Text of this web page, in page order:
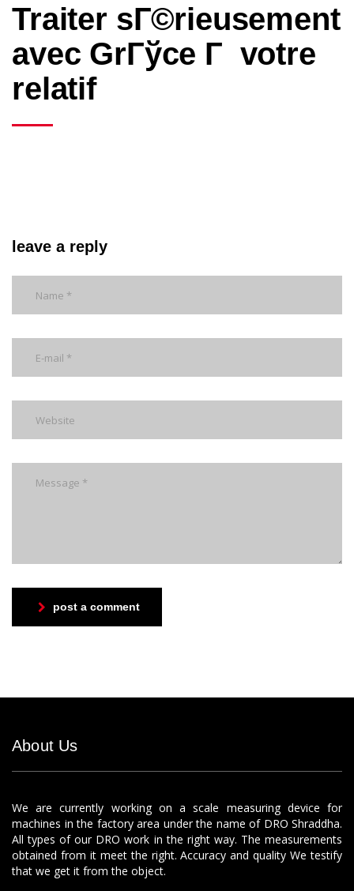
Traiter sГ©rieusement
avec GrГўce Г votre
relatif
leave a reply
post a comment
About Us
We are currently working on a scale measuring device for
machines in the factory area under the name of DRO Shraddha.
All types of our DRO work in the right way. The measurements
obtained from it meet the right. Accuracy and quality We testify
that we get it from the object.